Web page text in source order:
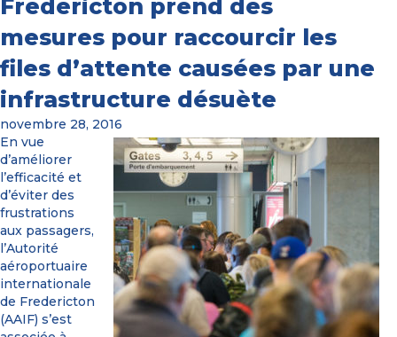
Fredericton prend des
mesures pour raccourcir les
files d’attente causées par une
infrastructure désuète
novembre 28, 2016
En vue
d’améliorer
l’efficacité et
d’éviter des
frustrations
aux passagers,
l’Autorité
aéroportuaire
internationale
de Fredericton
(AAIF) s’est